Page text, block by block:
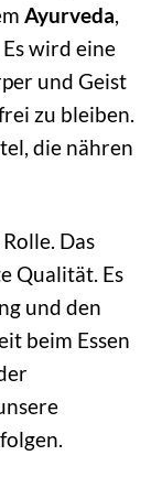
Ayurveda
wird eine
und Geist
zu bleiben.
die nähren
Das
Qualität. Es
und den
beim Essen